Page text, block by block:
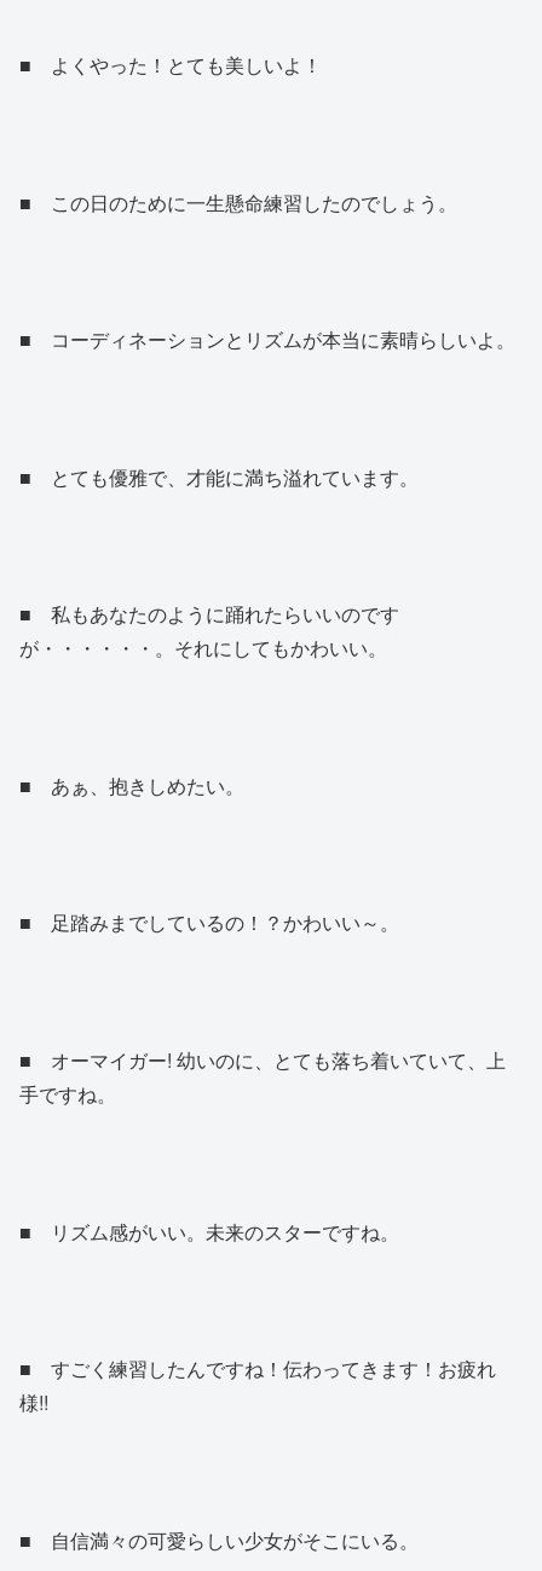
■ よくやった！とても美しいよ！
■ この日のために一生懸命練習したのでしょう。
■ コーディネーションとリズムが本当に素晴らしいよ。
■ とても優雅で、才能に満ち溢れています。
■ 私もあなたのように踊れたらいいのです
が・・・・・・。それにしてもかわいい。
■ あぁ、抱きしめたい。
■ 足踏みまでしているの！？かわいい～。
■ オーマイガー! 幼いのに、とても落ち着いていて、上
手ですね。
■ リズム感がいい。未来のスターですね。
■ すごく練習したんですね！伝わってきます！お疲れ
様!!
■ 自信満々の可愛らしい少女がそこにいる。